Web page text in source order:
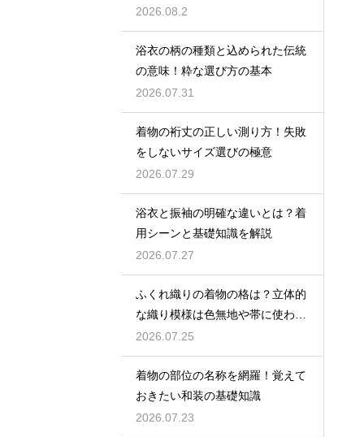
2026.08.2
浴衣の柄の種類と込められた伝統
の意味！粋な選び方の基本
2026.07.31
着物の裄丈の正しい測り方！失敗
をしないサイズ選びの極意
2026.07.29
浴衣と振袖の明確な違いとは？着
用シーンと基礎知識を解説
2026.07.27
ふくれ織りの着物の格は？立体的
な織り模様は色無地や帯に使われ
格は控えめ
2026.07.25
着物の部位の名称を網羅！覚えて
おきたい和装の基礎知識
2026.07.23